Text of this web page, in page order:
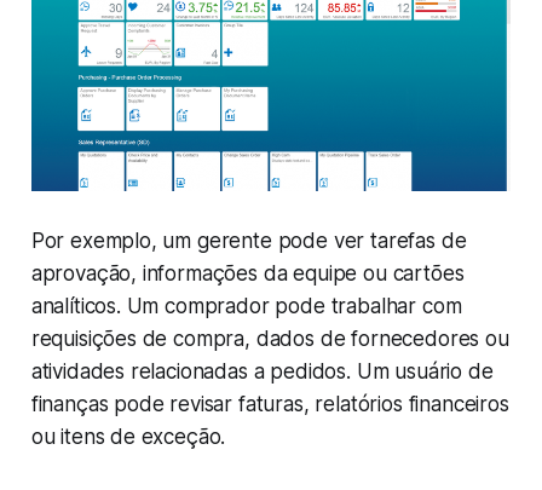
Por exemplo, um gerente pode ver tarefas de
aprovação, informações da equipe ou cartões
analíticos. Um comprador pode trabalhar com
requisições de compra, dados de fornecedores ou
atividades relacionadas a pedidos. Um usuário de
finanças pode revisar faturas, relatórios financeiros
ou itens de exceção.